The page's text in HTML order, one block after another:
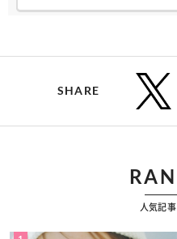
SHARE
人気記